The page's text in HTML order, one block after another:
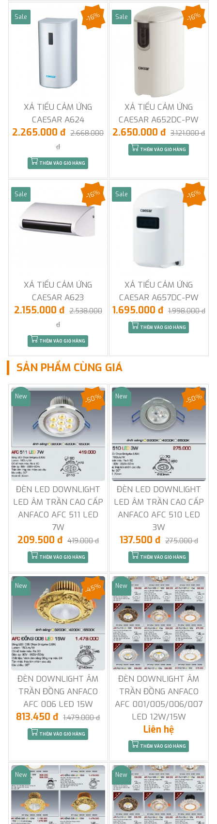
Sale
XẢ TIỂU CẢM ỨNG
CAESAR A624
-16%
2.265.000 đ 2.668.000
đ
THÊM VÀO GIỎ HÀNG
Sale
XẢ TIỂU CẢM ỨNG
CAESAR A652DC-PW
-16%
2.650.000 đ 3.121.000 đ
THÊM VÀO GIỎ HÀNG
Sale
XẢ TIỂU CẢM ỨNG
CAESAR A623
-16%
2.155.000 đ 2.538.000
đ
THÊM VÀO GIỎ HÀNG
Sale
XẢ TIỂU CẢM ỨNG
CAESAR A657DC-PW
-16%
1.695.000 đ 1.998.000 đ
THÊM VÀO GIỎ HÀNG
SẢN PHẨM CÙNG GIÁ
Sale
New
ĐÈN LED DOWNLIGHT
LED ÂM TRẦN CAO CẤP
ANFACO AFC 511 LED
7W
-50%
209.500 đ 419.000 đ
THÊM VÀO GIỎ HÀNG
Sale
New
ĐÈN LED DOWNLIGHT
LED ÂM TRẦN CAO CẤP
ANFACO AFC 510 LED
3W
-50%
137.500 đ 275.000 đ
THÊM VÀO GIỎ HÀNG
Sale
New
ĐÈN DOWNLIGHT ÂM
TRẦN ĐỒNG ANFACO
AFC 006 LED 15W
-45%
813.450 đ 1.479.000 đ
THÊM VÀO GIỎ HÀNG
Sale
New
ĐÈN DOWNLIGHT ÂM
TRẦN ĐỒNG ANFACO
AFC 001/005/006/007
LED 12W/15W
Liên hệ
THÊM VÀO GIỎ HÀNG
Sale
New Sale
New